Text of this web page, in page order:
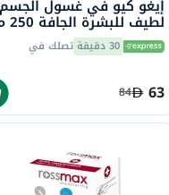
إيغو كيو في غسول الجسم
لطيف للبشرة الجافة 250 مل
30 دقيقة تصلك في
63
84